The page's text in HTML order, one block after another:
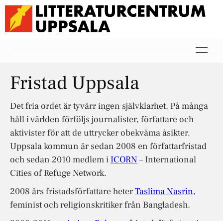
Fristad Uppsala
Det fria ordet är tyvärr ingen självklarhet. På många
håll i världen förföljs journalister, författare och
aktivister för att de uttrycker obekväma åsikter.
Uppsala kommun är sedan 2008 en författarfristad
och sedan 2010 medlem i ICORN – International
Cities of Refuge Network.
2008 års fristadsförfattare heterTaslima Nasrin,
feminist och religionskritiker från Bangladesh.